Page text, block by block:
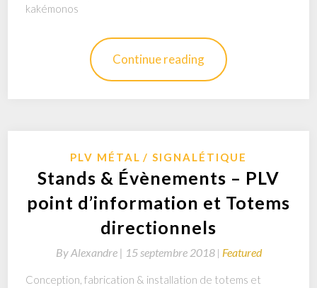
kakémonos
Continue reading
PLV MÉTAL SIGNALÉTIQUE
Stands & Évènements – PLV
point d’information et Totems
directionnels
ByAlexandre | 15 septembre 2018 Featured
Conception, fabrication & installation de totems et